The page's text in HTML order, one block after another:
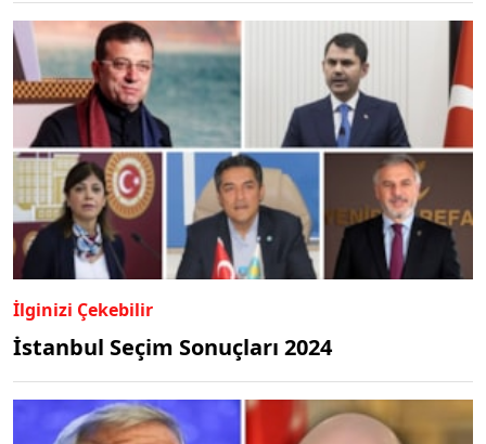
İlginizi Çekebilir
İstanbul Seçim Sonuçları 2024